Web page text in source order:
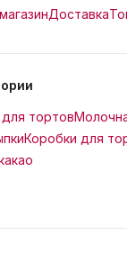
Доставка
тортов
Коробки для